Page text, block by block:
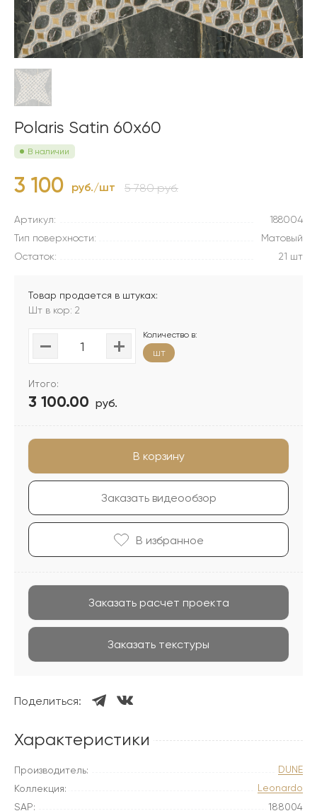
Polaris Satin 60x60
В наличии
3 100 руб./шт 5 780 руб.
Артикул:
188004
Тип поверхности:
Матовый
Остаток:
21 шт
Товар продается в штуках:
Шт в кор: 2
Количество в:
шт
Итого:
3 100.00 руб.
В корзину
Заказать видеообзор
В избранноe
Заказать расчет проекта
Заказать текстуры
Поделиться:
Характеристики
Производитель:
DUNE
Коллекция:
Leonardo
SAP:
188004